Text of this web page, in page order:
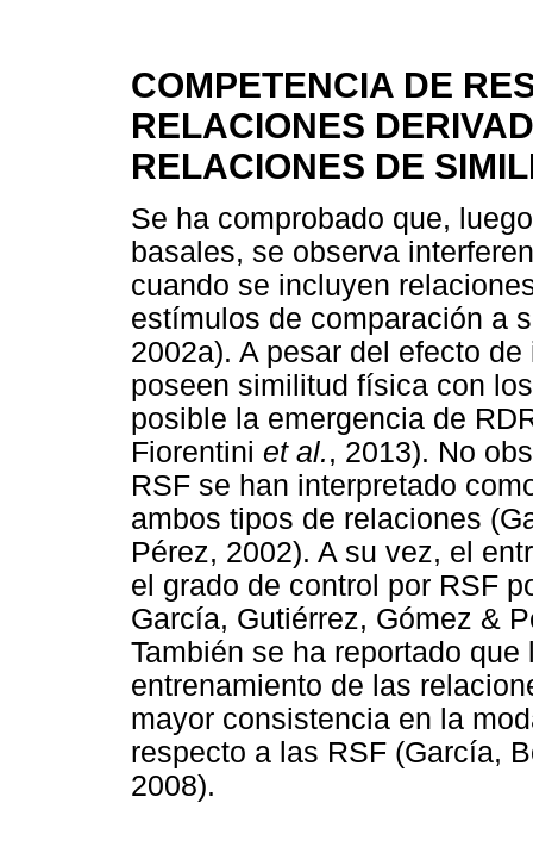
COMPETENCIA DE
RELACIONES
RELACIONES DE
Se ha comprobado que,
basales, se observa
cuando se incluyen
estímulos de comparación a
2002a). A pesar del efecto
poseen similitud física con
posible la emergencia de
Fiorentini et al., 2013). No
RSF se han interpretado
ambos tipos de relaciones
Pérez, 2002). A su vez, el
el grado de control por RSF
García, Gutiérrez, Gómez &
También se ha reportado
entrenamiento de las
mayor consistencia en la
respecto a las RSF (García,
2008).